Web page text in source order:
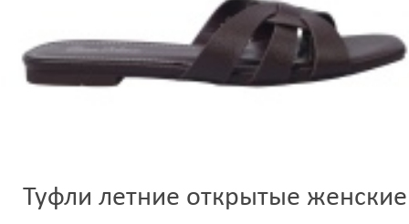
Туфли летние открытые женские